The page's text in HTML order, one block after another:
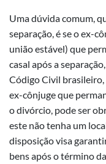
Uma dúvida comum,
separação, é se o ex-
união estável) que
casal após a
Código Civil brasileiro,
ex-cônjuge que
o divórcio, pode ser
este não tenha um
disposição visa
bens após o término